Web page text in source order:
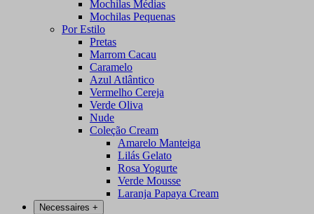
Mochilas Médias
Mochilas Pequenas
Por Estilo
Pretas
Marrom Cacau
Caramelo
Azul Atlântico
Vermelho Cereja
Verde Oliva
Nude
Coleção Cream
Amarelo Manteiga
Lilás Gelato
Rosa Yogurte
Verde Mousse
Laranja Papaya Cream
Necessaires +